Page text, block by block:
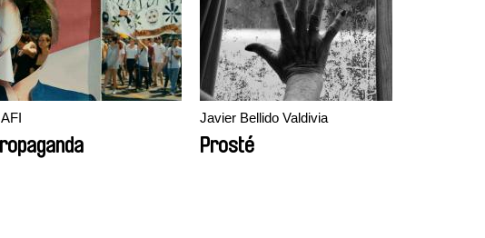
Javier Bellido Valdivia
Prosté